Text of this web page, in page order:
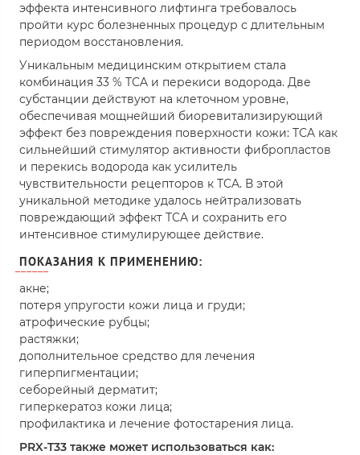
эффекта интенсивного лифтинга требовалось
пройти курс болезненных процедур с длительным
периодом восстановления.
Уникальным медицинским открытием стала
комбинация 33 % TCA и перекиси водорода. Две
субстанции действуют на клеточном уровне,
обеспечивая мощнейший биоревитализирующий
эффект без повреждения поверхности кожи: TCA как
сильнейший стимулятор активности фибропластов
и перекись водорода как усилитель
чувствительности рецепторов к TCA. В этой
уникальной методике удалось нейтрализовать
повреждающий эффект TCA и сохранить его
интенсивное стимулирующее действие.
ПОКАЗАНИЯ К ПРИМЕНЕНИЮ:
акне;
потеря упругости кожи лица и груди;
атрофические рубцы;
растяжки;
дополнительное средство для лечения
гиперпигментации;
себорейный дерматит;
гиперкератоз кожи лица;
профилактика и лечение фотостарения лица.
PRX-T33 также может использоваться как: